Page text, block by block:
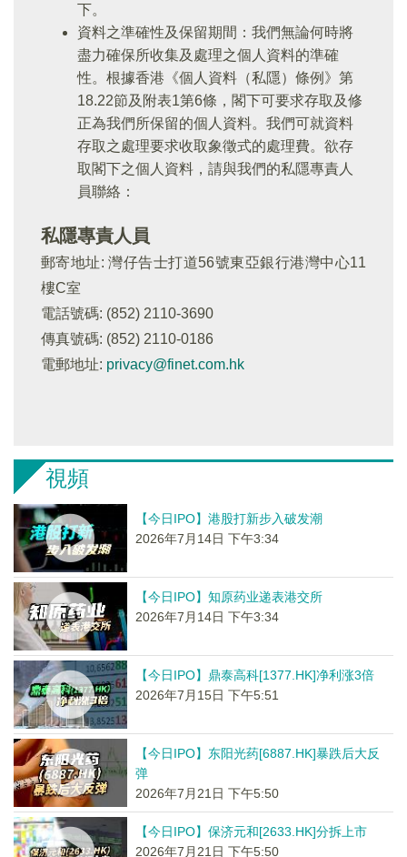
下。
資料之準確性及保留期間：我們無論何時將
盡力確保所收集及處理之個人資料的準確
性。根據香港《個人資料（私隱）條例》第
18.22節及附表1第6條，閣下可要求存取及修
正為我們所保留的個人資料。我們可就資料
存取之處理要求收取象徵式的處理費。欲存
取閣下之個人資料，請與我們的私隱專責人
員聯絡：
私隱專責人員
郵寄地址: 灣仔告士打道56號東亞銀行港灣中心11
樓C室
電話號碼: (852) 2110-3690
傳真號碼: (852) 2110-0186
電郵地址: privacy@finet.com.hk
視頻
【今日IPO】港股打新步入破发潮
2026年7月14日 下午3:34
【今日IPO】知原药业递表港交所
2026年7月14日 下午3:34
【今日IPO】鼎泰高科[1377.HK]净利涨3倍
2026年7月15日 下午5:51
【今日IPO】东阳光药[6887.HK]暴跌后大反
弹
2026年7月21日 下午5:50
【今日IPO】保济元和[2633.HK]分拆上市
2026年7月21日 下午5:50